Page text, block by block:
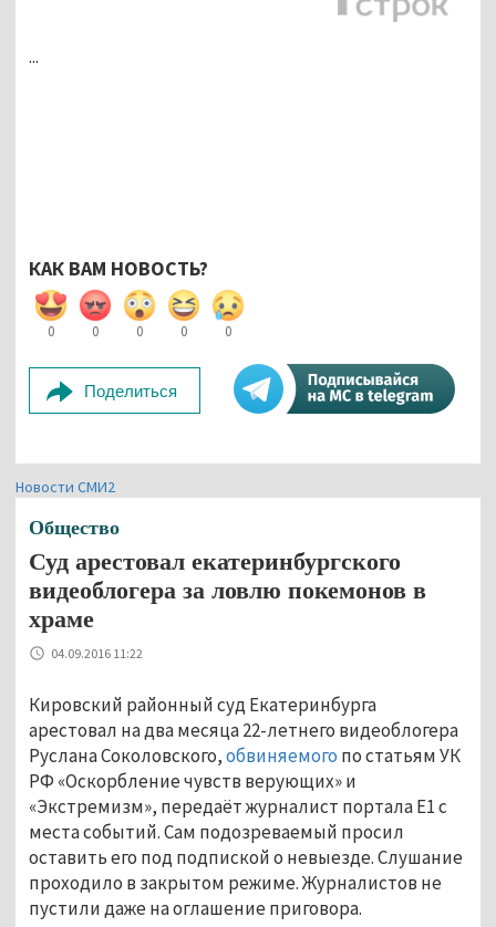
...
КАК ВАМ НОВОСТЬ?
0 0 0 0 0
Поделиться
Новости СМИ2
Общество
Суд арестовал екатеринбургского
видеоблогера за ловлю покемонов в
храме
04.09.2016 11:22
Кировский районный суд Екатеринбурга
арестовал на два месяца 22-летнего видеоблогера
Руслана Соколовского,обвиняемого по статьям УК
РФ «Оскорбление чувств верующих» и
«Экстремизм», передаёт журналист портала E1 с
места событий. Сам подозреваемый просил
оставить его под подпиской о невыезде. Слушание
проходило в закрытом режиме. Журналистов не
пустили даже на оглашение приговора.